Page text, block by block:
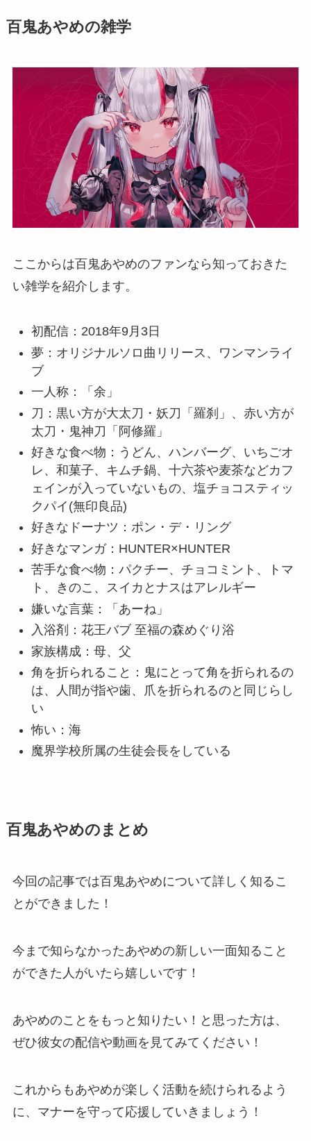
百鬼あやめの雑学
ここからは百鬼あやめのファンなら知っておきた
い雑学を紹介します。
初配信：2018年9月3日
夢：オリジナルソロ曲リリース、ワンマンライ
ブ
一人称：「余」
刀：黒い方が大太刀・妖刀「羅刹」、赤い方が
太刀・鬼神刀「阿修羅」
好きな食べ物：うどん、ハンバーグ、いちごオ
レ、和菓子、キムチ鍋、十六茶や麦茶などカフ
ェインが入っていないもの、塩チョコスティッ
クパイ(無印良品)
好きなドーナツ：ポン・デ・リング
好きなマンガ：HUNTER×HUNTER
苦手な食べ物：パクチー、チョコミント、トマ
ト、きのこ、スイカとナスはアレルギー
嫌いな言葉：「あーね」
入浴剤：花王バブ 至福の森めぐり浴
家族構成：母、父
角を折られること：鬼にとって角を折られるの
は、人間が指や歯、爪を折られるのと同じらし
い
怖い：海
魔界学校所属の生徒会長をしている
百鬼あやめのまとめ
今回の記事では百鬼あやめについて詳しく知るこ
とができました！
今まで知らなかったあやめの新しい一面知ること
ができた人がいたら嬉しいです！
あやめのことをもっと知りたい！と思った方は、
ぜひ彼女の配信や動画を見てみてください！
これからもあやめが楽しく活動を続けられるよう
に、マナーを守って応援していきましょう！